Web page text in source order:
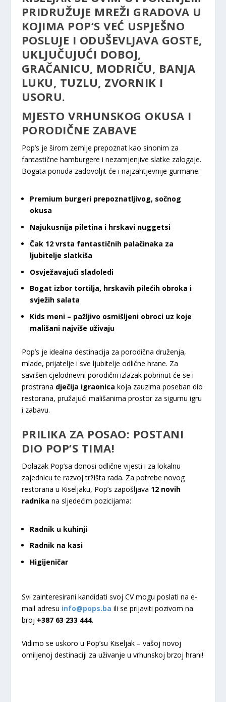
PRIDRUŽUJE MREŽI GRADOVA U
KOJIMA POP’S VEĆ USPJEŠNO
POSLUJE I ODUŠEVLJAVA GOSTE,
UKLJUČUJUĆI DOBOJ,
GRAČANICU, MODRIČU, BANJA
LUKU, TUZLU, ZVORNIK I
USORU.
MJESTO VRHUNSKOG OKUSA I
PORODIČNE ZABAVE
Pop’s je širom zemlje prepoznat kao sinonim za
fantastične hamburgere i nezamjenjive slatke zalogaje.
Bogata ponuda zadovoljit će i najzahtjevnije gurmane:
Premium burgeri prepoznatljivog, sočnog
okusa
Najukusnija piletina i hrskavi nuggetsi
Čak 12 vrsta fantastičnih palačinaka za
ljubitelje slatkiša
Osvježavajući sladoledi
Bogat izbor tortilja, hrskavih pilećih obroka i
svježih salata
Kids meni – pažljivo osmišljeni obroci uz koje
mališani najviše uživaju
Pop’s je idealna destinacija za porodična druženja,
mlade, prijatelje i sve ljubitelje odlične hrane. Za
savršen cjelodnevni porodični izlazak pobrinut će se i
prostrana dječija igraonica koja zauzima poseban dio
restorana, pružajući mališanima prostor za sigurnu igru
i zabavu.
PRILIKA ZA POSAO: POSTANI
DIO POP’S TIMA!
Dolazak Pop’sa donosi odlične vijesti i za lokalnu
zajednicu te razvoj tržišta rada. Za potrebe novog
restorana u Kiseljaku, Pop’s zapošljava 12 novih
radnika na sljedećim pozicijama:
Radnik u kuhinji
Radnik na kasi
Higijeničar
Svi zainteresirani kandidati svoj CV mogu poslati na e-
mail adresu info@pops.ba ili se prijaviti pozivom na
broj +387 63 233 444.
Vidimo se uskoro u Pop’su Kiseljak – vašoj novoj
omiljenoj destinaciji za uživanje u vrhunskoj brzoj hrani!